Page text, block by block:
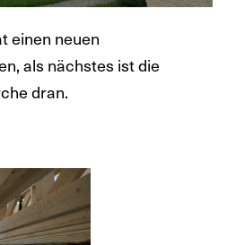
einen neuen
als nächstes ist die
dran.